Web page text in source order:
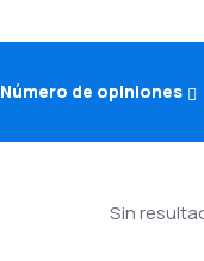
Número de opiniones
Sin